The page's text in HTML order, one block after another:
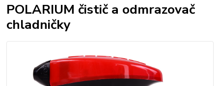
POLARIUM čistič a odmrazovač
chladničky